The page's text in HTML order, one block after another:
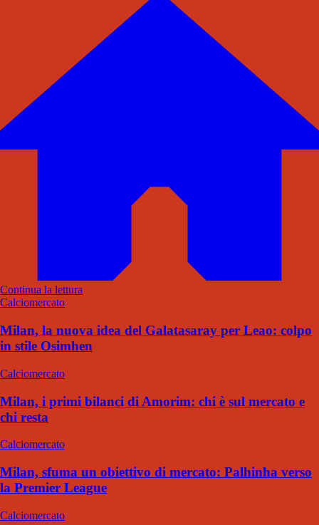
Continua la lettura
Calciomercato
Milan, la nuova idea del Galatasaray per Leao: colpo
in stile Osimhen
Calciomercato
Milan, i primi bilanci di Amorim: chi è sul mercato e
chi resta
Calciomercato
Milan, sfuma un obiettivo di mercato: Palhinha verso
la Premier League
Calciomercato